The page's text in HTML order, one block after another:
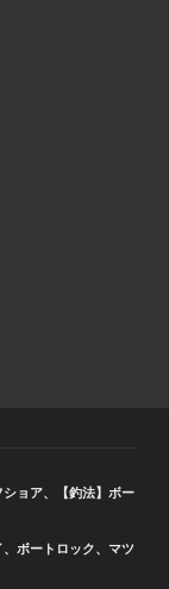
ショア、
【釣法】ボー
、 ボートロック、 マツ